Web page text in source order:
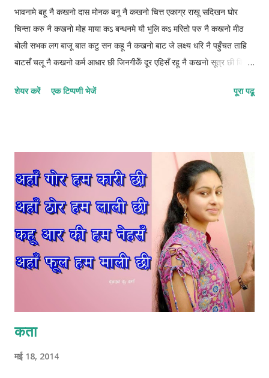
भावनामे बहू नै कखनो दास मोनक बनू नै कखनो चित्त एकाग्र राखू सदिखन घोर
चिन्ता करु नै कखनो मोह माया कऽ बन्धनमे यौ भुलि कऽ मरितो परु नै कखनो मीठ
बोली सभक लग बाजू बात कटु सन कहू नै कखनो बाट जे लक्ष्य धरि नै पहुँचत ताहि
बाटसँ चलू नै कखनो कर्म आधार छी जिनगीकेँ दूर एहिसँ रहू नै कखनो सूत्र छी किछु
कर्ण
शेयर करें एक टिप्पणी भेजें पूरा पढू
कता
मई 18, 2014